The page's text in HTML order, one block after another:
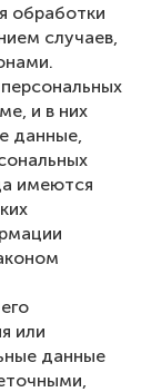
обработки
случаев,
и в них
данные,
имеются
или
данные